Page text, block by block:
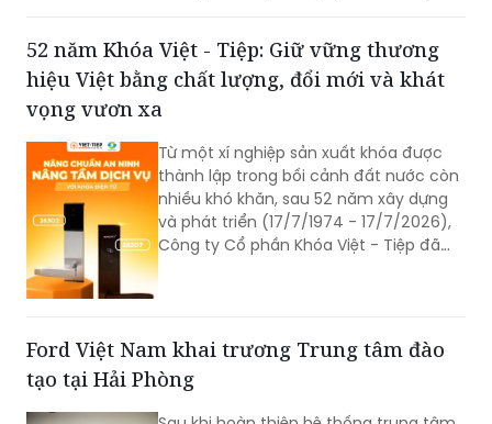
52 năm Khóa Việt - Tiệp: Giữ vững thương
hiệu Việt bằng chất lượng, đổi mới và khát
vọng vươn xa
Từ một xí nghiệp sản xuất khóa được
thành lập trong bối cảnh đất nước còn
nhiều khó khăn, sau 52 năm xây dựng
và phát triển (17/7/1974 - 17/7/2026),
Công ty Cổ phần Khóa Việt - Tiệp đã
là câu chuyện tăng trưởng của một
thương hiệu “quốc dân”, mà còn phản
ánh sự bền bỉ của doanh nghiệp Việt
Ford Việt Nam khai trương Trung tâm đào
tạo tại Hải Phòng